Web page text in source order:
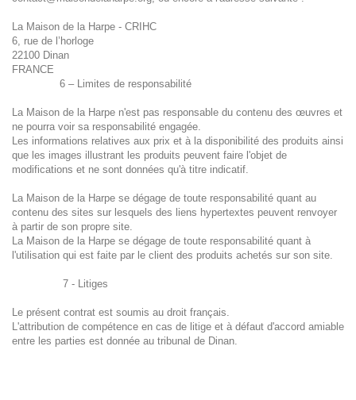
La Maison de la Harpe - CRIHC
6, rue de l’horloge
22100 Dinan
FRANCE
6 – Limites de responsabilité
La Maison de la Harpe n'est pas responsable du contenu des œuvres et
ne pourra voir sa responsabilité engagée.
Les informations relatives aux prix et à la disponibilité des produits ainsi
que les images illustrant les produits peuvent faire l'objet de
modifications et ne sont données qu'à titre indicatif.
La Maison de la Harpe se dégage de toute responsabilité quant au
contenu des sites sur lesquels des liens hypertextes peuvent renvoyer
à partir de son propre site.
La Maison de la Harpe se dégage de toute responsabilité quant à
l'utilisation qui est faite par le client des produits achetés sur son site.
7 - Litiges
Le présent contrat est soumis au droit français.
L'attribution de compétence en cas de litige et à défaut d'accord amiable
entre les parties est donnée au tribunal de Dinan.